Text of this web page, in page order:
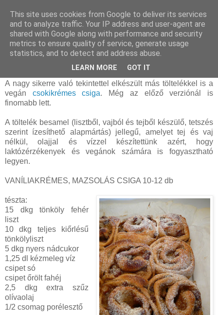
csütörtök, május 26, 2016
Vaníliakrémes, mazsolás csiga (vegán,
tejtermék- és tojásmentes)
A nagy sikerre való tekintettel elkészült más töltelékkel is a
vegán csokikrémes csiga. Még az előző verziónál is
finomabb lett.
A töltelék besamel (lisztből, vajból és tejből készülő, tetszés
szerint ízesíthető alapmártás) jellegű, amelyet tej és vaj
nélkül, olajjal és vízzel készítettünk azért, hogy
laktózérzékenyek és vegánok számára is fogyasztható
legyen.
VANÍLIAKRÉMES, MAZSOLÁS CSIGA 10-12 db
tészta:
15 dkg tönköly fehér
liszt
10 dkg teljes kiőrlésű
tönkölyliszt
5 dkg nyers nádcukor
1,25 dl kézmeleg víz
csipet só
csipet őrölt fahéj
2,5 dkg extra szűz
olívaolaj
1/2 csomag porélesztő
This site uses cookies from Google to deliver its services
and to analyze traffic. Your IP address and user-agent are
shared with Google along with performance and security
metrics to ensure quality of service, generate usage
statistics, and to detect and address abuse.
LEARN MORE GOT IT